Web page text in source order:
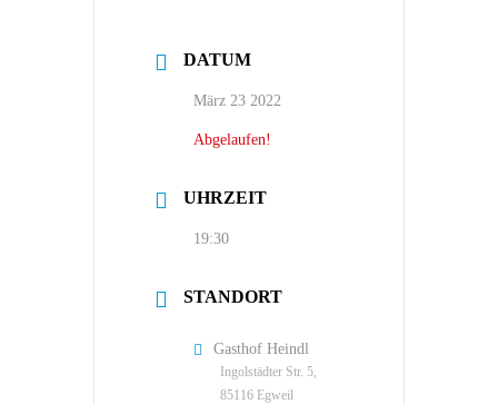
DATUM
März 23 2022
Abgelaufen!
UHRZEIT
19:30
STANDORT
Gasthof Heindl
Ingolstädter Str. 5,
85116 Egweil